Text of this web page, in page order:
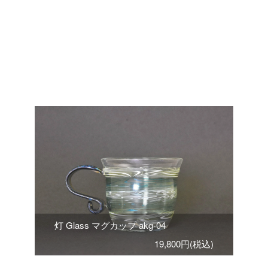
灯 Glass マグカップ akg-04
19,800円(税込)